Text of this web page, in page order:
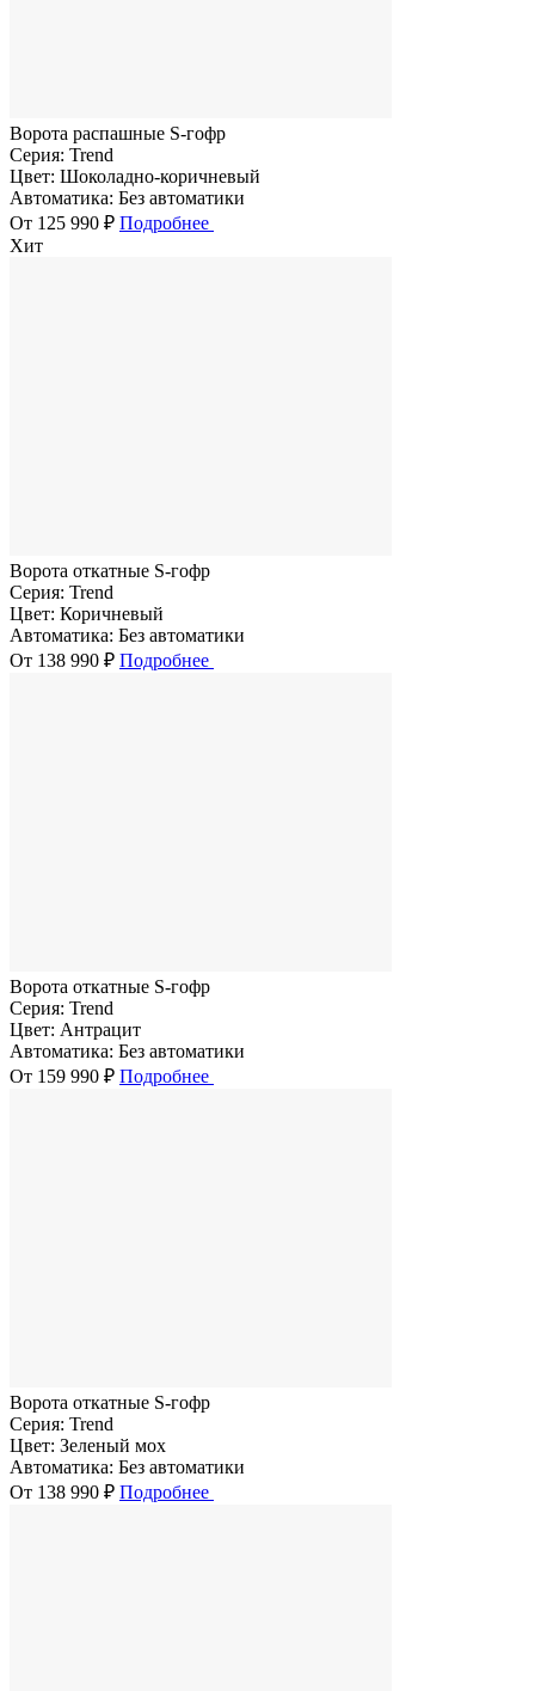
Ворота распашные S-гофр
Серия: Trend
Цвет: Шоколадно-коричневый
Автоматика: Без автоматики
От 125 990 ₽ Подробнее
Хит
Ворота откатные S-гофр
Серия: Trend
Цвет: Коричневый
Автоматика: Без автоматики
От 138 990 ₽ Подробнее
Ворота откатные S-гофр
Серия: Trend
Цвет: Антрацит
Автоматика: Без автоматики
От 159 990 ₽ Подробнее
Ворота откатные S-гофр
Серия: Trend
Цвет: Зеленый мох
Автоматика: Без автоматики
От 138 990 ₽ Подробнее